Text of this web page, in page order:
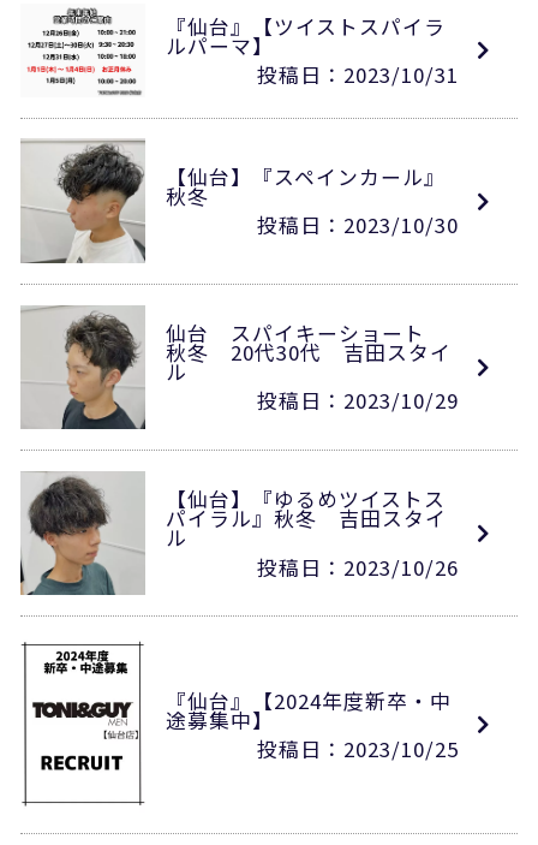
『仙台』【ツイストスパイラ
ルパーマ】
投稿日：2023/10/31
【仙台】『スペインカール』
秋冬
投稿日：2023/10/30
仙台 スパイキーショート
秋冬 20代30代 吉田スタイ
ル
投稿日：2023/10/29
【仙台】『ゆるめツイストス
パイラル』秋冬 吉田スタイ
ル
投稿日：2023/10/26
『仙台』【2024年度新卒・中
途募集中】
投稿日：2023/10/25